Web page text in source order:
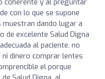
con lo que se supone
dando lugar a
de excelente Salud Digna
al paciente, no
dinero comprar lentes
el porque